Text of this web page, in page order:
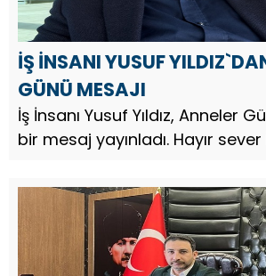
İŞ İNSANI YUSUF
GÜNÜ MESAJI
İş İnsanı Yusuf Yıldız, Anneler
bir mesaj yayınladı. Hayır sever İş Adamı
Anne sevgisi karşılıksızdır,
duası ise ...